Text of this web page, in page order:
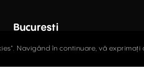
București
Sector 5
021.408.03.00
Navigând în continuare, vă